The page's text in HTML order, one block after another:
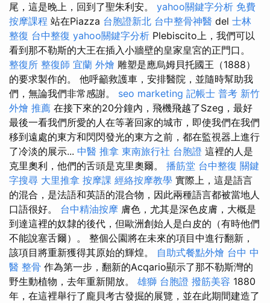
尾，這是晚上，回到了聖朱利安。 yahoo關鍵字分析 免費
按摩課程 站在Piazza 台胞證新北 台中整骨神醫 del 士林
整復 台中整復 yahoo關鍵字分析 Plebiscito上，我們可以
看到那不勒斯的大王在插入小牆壁的皇家皇宮的正門口。
整復所 整復師 宜蘭 外燴 雕塑是應烏姆貝托國王（1888）
的要求製作的。 他呼籲救護車，安排醫院，並隨時幫助我
們，無論我們非常感謝。 seo marketing 記帳士 普考 新竹
外燴 推薦 在接下來的20分鐘內，飛機飛越了Szeg，最好
最後一看我們所愛的人在等著回家的城市，即使我們在我們
移到遠處的東方和閃閃發光的東方之前，都在監視器上進行
了冷淡的展示... 中醫 推拿 東南旅行社 台胞證 這裡的人是
克里奧利，他們的舌頭是克里奧爾。 播筋堂 台中整復 關鍵
字搜尋 大里推拿 按摩課 經絡按摩教學 實際上，這是語言
的混合，是法語和英語的混合物，因此兩種語言都被當地人
口語很好。 台中精油按摩 膚色，尤其是深色皮膚，大概是
到達這裡的奴隸的後代，但歐洲創始人是白皮的（有時他們
不能說塞舌爾）。 整個公園將在未來的項目中進行翻新，
該項目將重新獲得其原始的輝煌。 自助式餐點外燴 台中 中
醫 整骨 作為第一步，翻新的Acqario顯示了那不勒斯灣的
野生動植物，去年重新開放。 雄獅 台胞證 撥筋美容 1880
年，在這裡舉行了龐貝考古發掘的展覽，並在此期間建造了